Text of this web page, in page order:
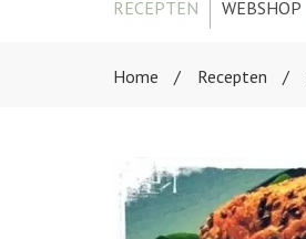
RECEPTEN WEBSHOP
Home Recepten